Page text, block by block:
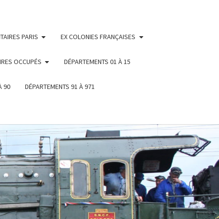
PARIS EX COLONIES FRANÇAISES
OCCUPÉS DÉPARTEMENTS 01 À 15
90 DÉPARTEMENTS 91 À 971